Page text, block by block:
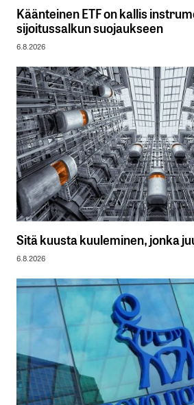
Käänteinen ETF on kallis
sijoitussalkun suojaukseen
6.8.2026
Sitä kuusta kuuleminen, jonka
6.8.2026